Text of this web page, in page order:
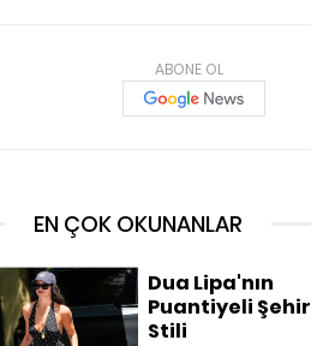
ABONE OL
EN ÇOK OKUNANLAR
Dua Lipa'nın
Puantiyeli Şehir
Stili